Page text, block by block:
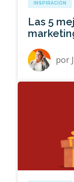
INSPIRACIÓN
Las 5
por